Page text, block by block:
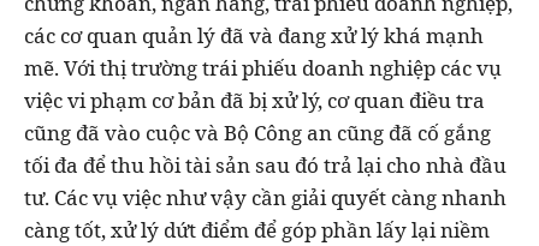
các cơ quan quản lý đã và đang xử lý khá mạnh
mẽ. Với thị trường trái phiếu doanh nghiệp các vụ
việc vi phạm cơ bản đã bị xử lý, cơ quan điều tra
cũng đã vào cuộc và Bộ Công an cũng đã cố gắng
tối đa để thu hồi tài sản sau đó trả lại cho nhà đầu
tư. Các vụ việc như vậy cần giải quyết càng nhanh
càng tốt, xử lý dứt điểm để góp phần lấy lại niềm